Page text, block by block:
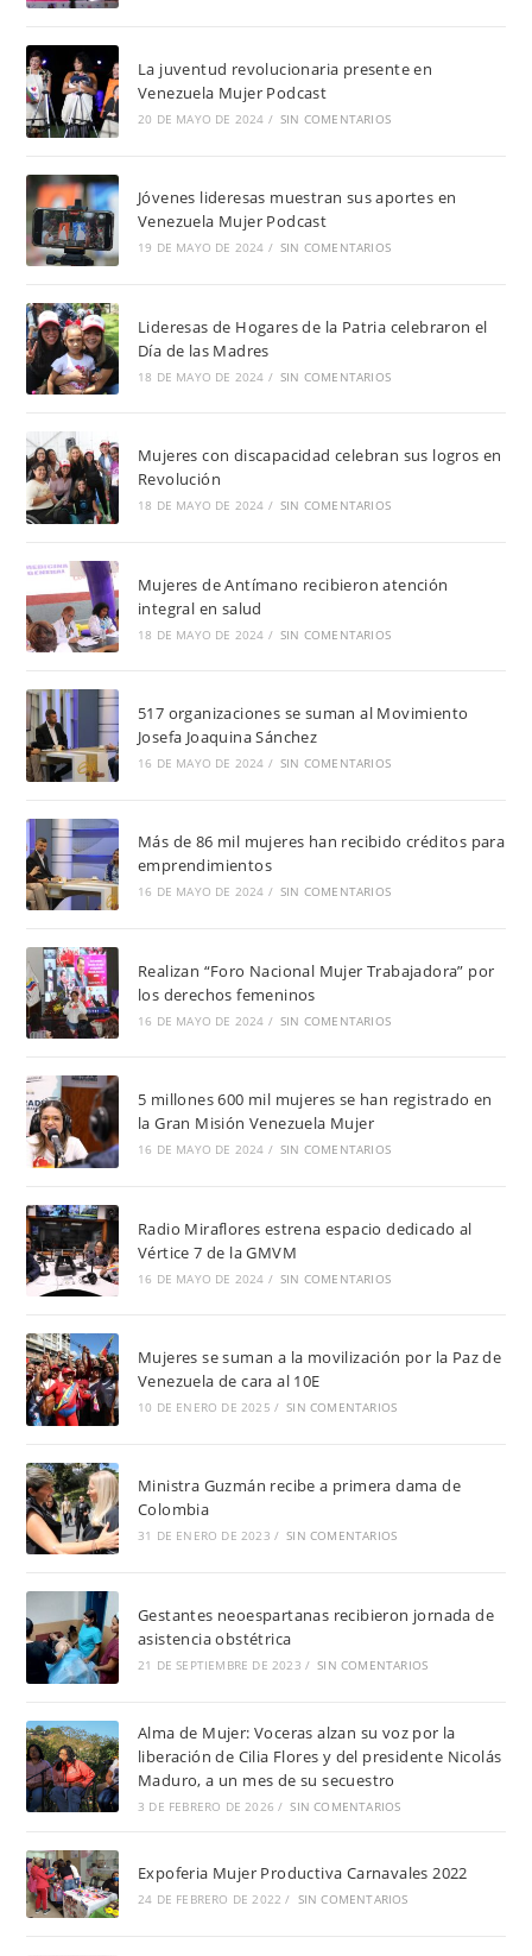
La juventud revolucionaria presente en
Venezuela Mujer Podcast
20 DE MAYO DE 2024 / SIN COMENTARIOS
Jóvenes lideresas muestran sus aportes en
Venezuela Mujer Podcast
19 DE MAYO DE 2024 / SIN COMENTARIOS
Lideresas de Hogares de la Patria celebraron el
Día de las Madres
18 DE MAYO DE 2024 / SIN COMENTARIOS
Mujeres con discapacidad celebran sus logros en
Revolución
18 DE MAYO DE 2024 / SIN COMENTARIOS
Mujeres de Antímano recibieron atención
integral en salud
18 DE MAYO DE 2024 / SIN COMENTARIOS
517 organizaciones se suman al Movimiento
Josefa Joaquina Sánchez
16 DE MAYO DE 2024 / SIN COMENTARIOS
Más de 86 mil mujeres han recibido créditos para
emprendimientos
16 DE MAYO DE 2024 / SIN COMENTARIOS
Realizan “Foro Nacional Mujer Trabajadora” por
los derechos femeninos
16 DE MAYO DE 2024 / SIN COMENTARIOS
5 millones 600 mil mujeres se han registrado en
la Gran Misión Venezuela Mujer
16 DE MAYO DE 2024 / SIN COMENTARIOS
Radio Miraflores estrena espacio dedicado al
Vértice 7 de la GMVM
16 DE MAYO DE 2024 / SIN COMENTARIOS
Mujeres se suman a la movilización por la Paz de
Venezuela de cara al 10E
10 DE ENERO DE 2025 / SIN COMENTARIOS
Ministra Guzmán recibe a primera dama de
Colombia
31 DE ENERO DE 2023 / SIN COMENTARIOS
Gestantes neoespartanas recibieron jornada de
asistencia obstétrica
21 DE SEPTIEMBRE DE 2023 / SIN COMENTARIOS
Alma de Mujer: Voceras alzan su voz por la
liberación de Cilia Flores y del presidente Nicolás
Maduro, a un mes de su secuestro
3 DE FEBRERO DE 2026 / SIN COMENTARIOS
Expoferia Mujer Productiva Carnavales 2022
24 DE FEBRERO DE 2022 / SIN COMENTARIOS